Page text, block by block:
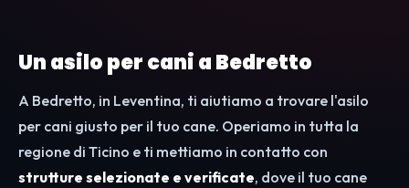
Un asilo per cani a Bedretto
A Bedretto, in Leventina, ti aiutiamo a trovare l'asilo
per cani giusto per il tuo cane. Operiamo in tutta la
regione di Ticino e ti mettiamo in contatto con
strutture selezionate e verificate, dove il tuo cane